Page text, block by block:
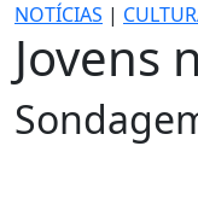
NOTÍCIAS |
Jovens